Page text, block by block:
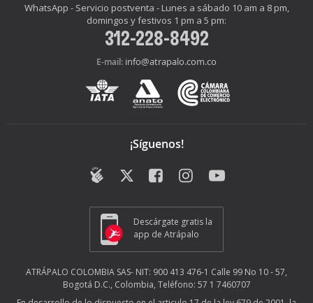
WhatsApp - Servicio postventa - Lunes a sábado 10 am a 8 pm,
domingos y festivos 1 pm a 5 pm:
312-228-8492
E-mail: info@atrapalo.com.co
¡Síguenos!
Descárgate gratis la
app de Atrápalo
ATRÁPALO COLOMBIA SAS- NIT: 900 413 476-1 Calle 99 No 10 - 57,
Bogotá D.C., Colombia, Teléfono: 57 1 7460707